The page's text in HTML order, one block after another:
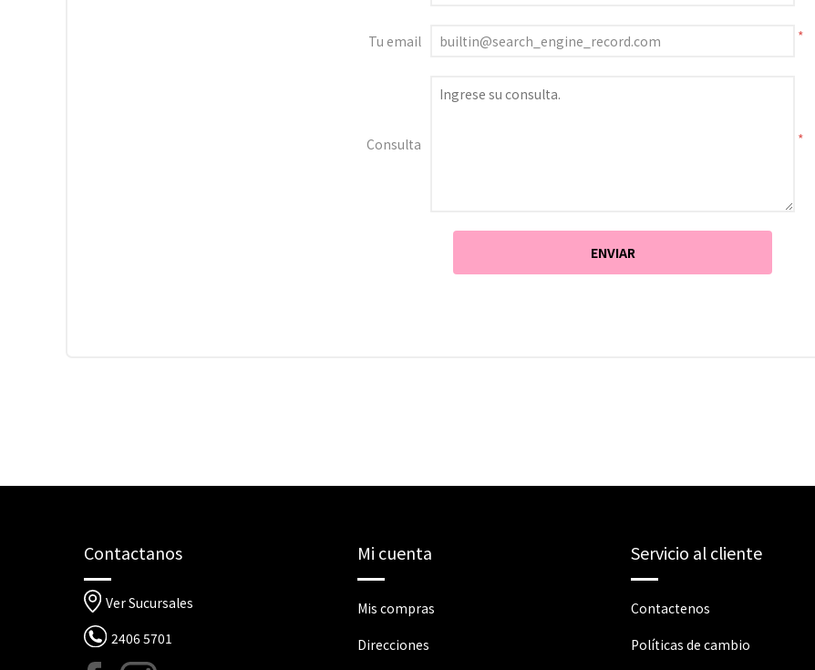
Tu email *
Consulta *
Contactanos
Ver Sucursales
2406 5701
Mi cuenta
Mis compras
Direcciones
Servicio al cliente
Contactenos
Políticas de cambio